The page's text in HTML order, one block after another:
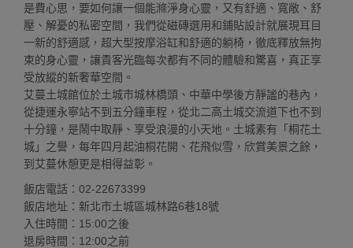
是費心思，要如何讓一個能滌淨身心靈，又有舒適、寬敞、舒
壓、解憂的私密空間，我們從磁磚選用和鋪貼設計就展現耳目
一新的舒適感，超大型按摩浴缸和舒適的躺椅，徹底釋放無拘
束的身心靈，讓貴客光臨每次都有不同的體驗和驚喜，真正享
受放縱的新奢華空間。
艾蔓土城館位於土城市城林橋頭、中華中學後方靜謐的巷內，
從捷運永寧站不到五分鐘車程，從北二高土城交流道下也不到
十分鐘，是鬧中取靜、享受浪漫的小天地。土城素有「桐花土
城」之譽，每年四月起油桐花開、花飛似雪，欣賞美景之餘，
到艾蔓休憩更是相得益彰。
飯店電話：02-22673399
飯店地址：新北市土城區城林路6巷18號
入住時間：15:00之後
退房時間：12:00之前